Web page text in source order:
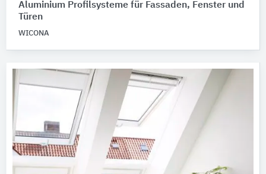
Aluminium Profilsysteme für Fassaden, Fenster und
Türen
WICONA